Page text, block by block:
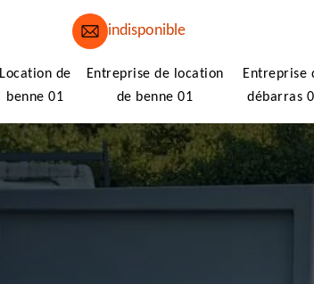
indisponible
Location de
benne 01
Entreprise de location
de benne 01
Entreprise
débarras